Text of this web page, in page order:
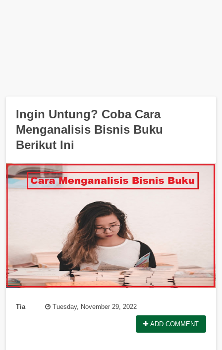
Ingin Untung? Coba Cara
Menganalisis Bisnis Buku
Berikut Ini
Tia Tuesday, November 29, 2022
ADD COMMENT